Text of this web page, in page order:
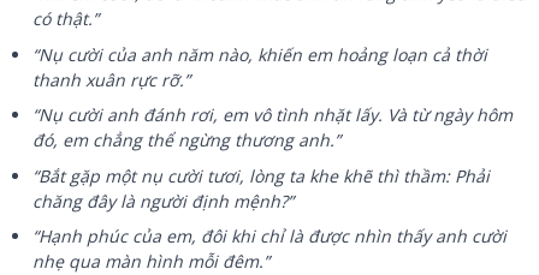
có thật.”
“Nụ cười của anh năm nào, khiến em hoảng loạn cả thời
thanh xuân rực rỡ.”
“Nụ cười anh đánh rơi, em vô tình nhặt lấy. Và từ ngày hôm
đó, em chẳng thể ngừng thương anh.”
“Bắt gặp một nụ cười tươi, lòng ta khe khẽ thì thầm: Phải
chăng đây là người định mệnh?”
“Hạnh phúc của em, đôi khi chỉ là được nhìn thấy anh cười
nhẹ qua màn hình mỗi đêm.”